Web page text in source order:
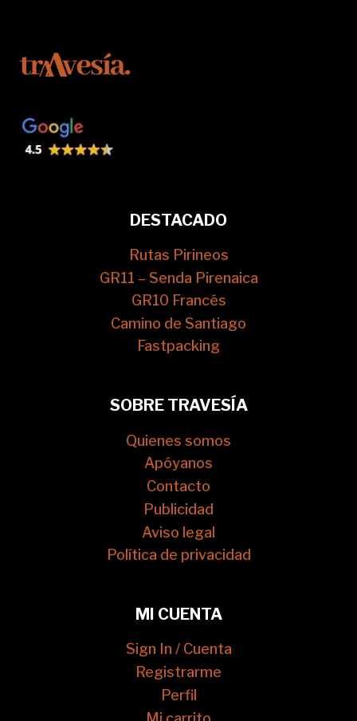
DESTACADO
Rutas Pirineos
GR11 – Senda Pirenaica
GR10 Francés
Camino de Santiago
Fastpacking
SOBRE TRAVESÍA
Quienes somos
Apóyanos
Contacto
Publicidad
Aviso legal
Política de privacidad
MI CUENTA
Sign In / Cuenta
Registrarme
Perfil